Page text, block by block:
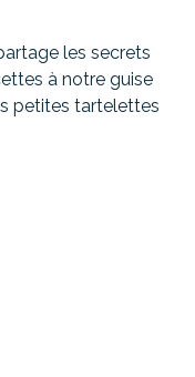
les secrets
à notre guise
petites tartelettes